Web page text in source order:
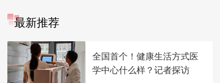
最新推荐
全国首个！健康生活方式医
学中心什么样？记者探访